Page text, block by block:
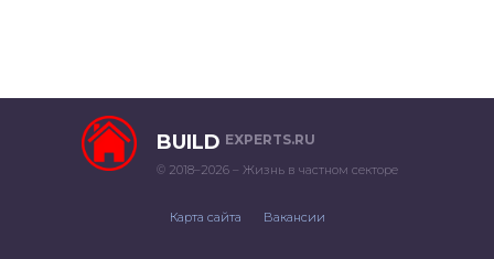
BUILD EXPERTS.RU
© 2018–2026 – Жизнь в частном секторе
Карта сайта Вакансии